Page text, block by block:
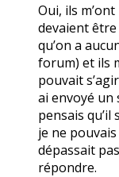
Oui, ils
devaient
qu’on a
forum) et ils
pouvait
ai envoyé un
pensais qu’il
je ne
dépassait
répondre.